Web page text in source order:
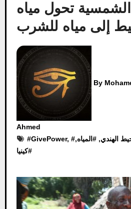
تحول مياه
إلى مياه للشرب
By
Ahmed
#GivePower, # الهندي, # المياه,
#كينيا